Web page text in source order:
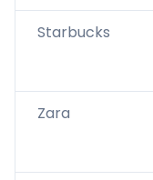
Starbucks
Zara